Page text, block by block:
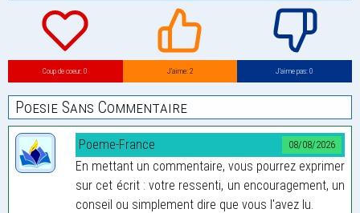
Coup de coeur: 0 J’aime: 2 J’aime pas: 0
Poesie Sans Commentaire
08/08/2026
Poeme-France
En mettant un commentaire, vous pourrez exprimer
sur cet écrit : votre ressenti, un encouragement, un
conseil ou simplement dire que vous l'avez lu.